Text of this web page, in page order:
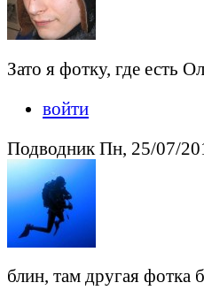
Зато я фотку, где есть
войти
Подводник Пн, 25/07/
блин, там другая фотка